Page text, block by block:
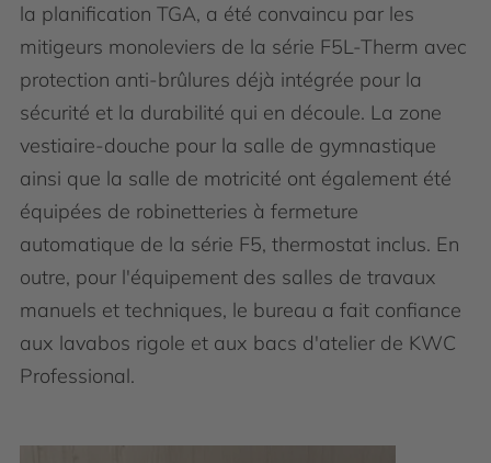
la planification TGA, a été convaincu par les
mitigeurs monoleviers de la série F5L-Therm avec
protection anti-brûlures déjà intégrée pour la
sécurité et la durabilité qui en découle. La zone
vestiaire-douche pour la salle de gymnastique
ainsi que la salle de motricité ont également été
équipées de robinetteries à fermeture
automatique de la série F5, thermostat inclus. En
outre, pour l'équipement des salles de travaux
manuels et techniques, le bureau a fait confiance
aux lavabos rigole et aux bacs d'atelier de KWC
Professional.